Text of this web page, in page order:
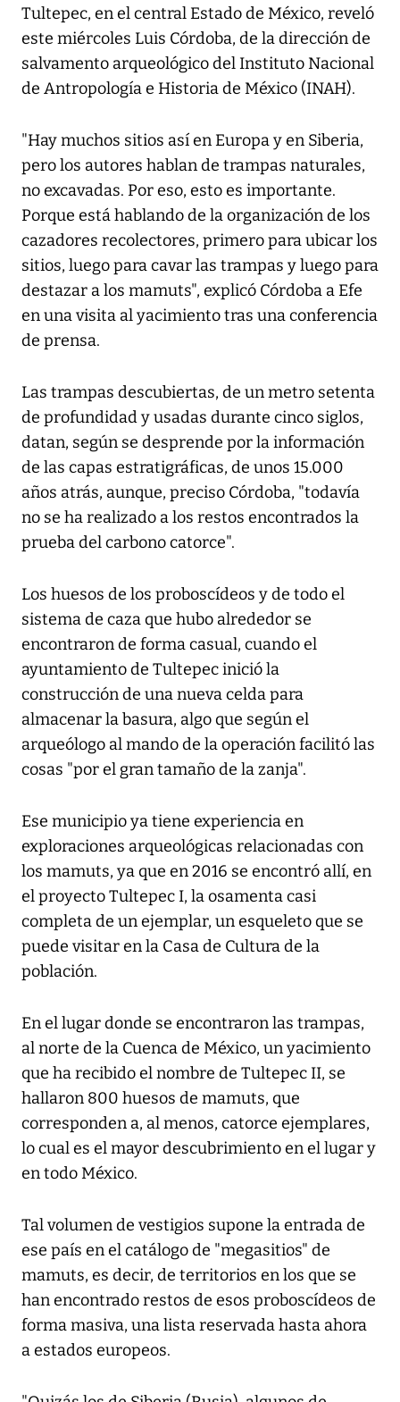
Tultepec, en el central Estado de México, reveló
este miércoles Luis Córdoba, de la dirección de
salvamento arqueológico del Instituto Nacional
de Antropología e Historia de México (INAH).
"Hay muchos sitios así en Europa y en Siberia,
pero los autores hablan de trampas naturales,
no excavadas. Por eso, esto es importante.
Porque está hablando de la organización de los
cazadores recolectores, primero para ubicar los
sitios, luego para cavar las trampas y luego para
destazar a los mamuts", explicó Córdoba a Efe
en una visita al yacimiento tras una conferencia
de prensa.
Las trampas descubiertas, de un metro setenta
de profundidad y usadas durante cinco siglos,
datan, según se desprende por la información
de las capas estratigráficas, de unos 15.000
años atrás, aunque, preciso Córdoba, "todavía
no se ha realizado a los restos encontrados la
prueba del carbono catorce".
Los huesos de los proboscídeos y de todo el
sistema de caza que hubo alrededor se
encontraron de forma casual, cuando el
ayuntamiento de Tultepec inició la
construcción de una nueva celda para
almacenar la basura, algo que según el
arqueólogo al mando de la operación facilitó las
cosas "por el gran tamaño de la zanja".
Ese municipio ya tiene experiencia en
exploraciones arqueológicas relacionadas con
los mamuts, ya que en 2016 se encontró allí, en
el proyecto Tultepec I, la osamenta casi
completa de un ejemplar, un esqueleto que se
puede visitar en la Casa de Cultura de la
población.
En el lugar donde se encontraron las trampas,
al norte de la Cuenca de México, un yacimiento
que ha recibido el nombre de Tultepec II, se
hallaron 800 huesos de mamuts, que
corresponden a, al menos, catorce ejemplares,
lo cual es el mayor descubrimiento en el lugar y
en todo México.
Tal volumen de vestigios supone la entrada de
ese país en el catálogo de "megasitios" de
mamuts, es decir, de territorios en los que se
han encontrado restos de esos proboscídeos de
forma masiva, una lista reservada hasta ahora
a estados europeos.